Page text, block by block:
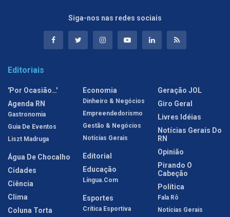
Siga-nos nas redes sociais
Editoriais
'Por Ocasião…'
Agenda RN
Gastronomia
Guia De Eventos
Liszt Madruga
Água De Chocalho
Cidades
Ciência
Clima
Coluna Torta
Economia
Dinheiro & Negócios
Empreendedorismo
Gestão & Negócios
Notícias Gerais
Editorial
Educação
Língua.com
Esportes
Crítica Esportiva
Geração JOL
Giro Geral
Livres Idéias
Notícias Gerais Do
RN
Opinião
Pirando O
Cabeção
Política
Fala Rô
Notícias Gerais